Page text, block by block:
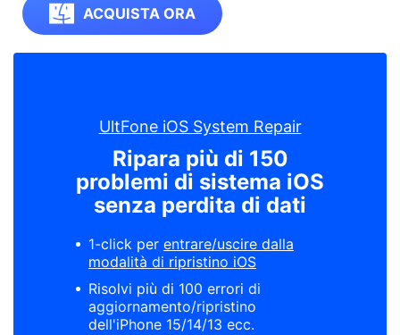
ACQUISTA ORA
UltFone iOS System Repair
Ripara più di 150
problemi di sistema iOS
senza perdita di dati
1-click per entrare/uscire dalla
modalità di ripristino iOS
Risolvi più di 100 errori di
aggiornamento/ripristino
dell'iPhone 15/14/13 ecc.